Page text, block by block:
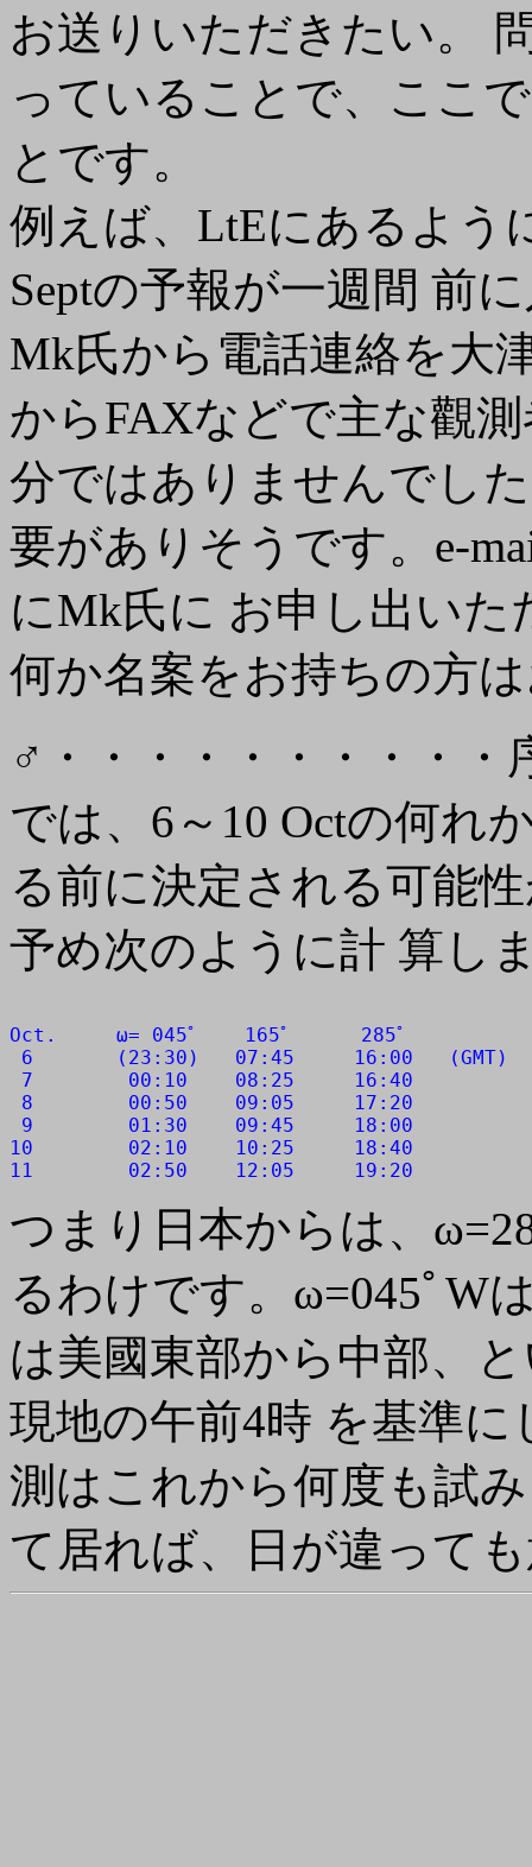
お送りいただきたい。
っていることで、ここ
とです。
例えば、LtEにあるよう
Septの予報が一週間 前
Mk氏から電話連絡を大
からFAXなどで主な觀
分ではありませんでし
要がありそうです。e-
にMk氏に お申し出い
何か名案をお持ちの方
♂・・・・・・・・・・
では、6～10 Octの何れ
る前に決定される可能
予め次のように計 算し
Oct.     ω= 045ﾟ    165ﾟ      285ﾟ
6       (23:30)   07:45     16:00   (GMT)
7        00:10    08:25     16:40
8        00:50    09:05     17:20
9        01:30    09:45     18:00
10        02:10    10:25     18:40
つまり日本からは、
るわけです。ω=045ﾟW
は美國東部から中部、
現地の午前4時 を基準
測はこれから何度も試
て居れば、日が違って